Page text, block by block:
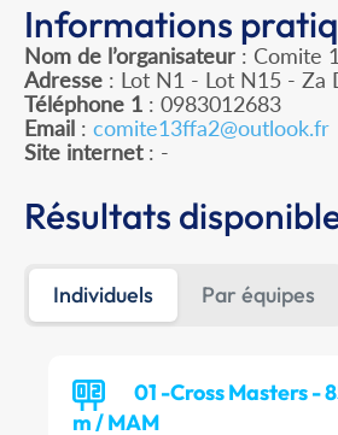
Informations
Nom de l’organisateur : Comite
Adresse : Lot N1 - Lot N15 - Za
Téléphone 1 : 0983012683
Email : comite13ffa2@outlook.fr
Site internet: -
Résultats
Individuels Par équipes
01 -Cross Masters -
m / MAM